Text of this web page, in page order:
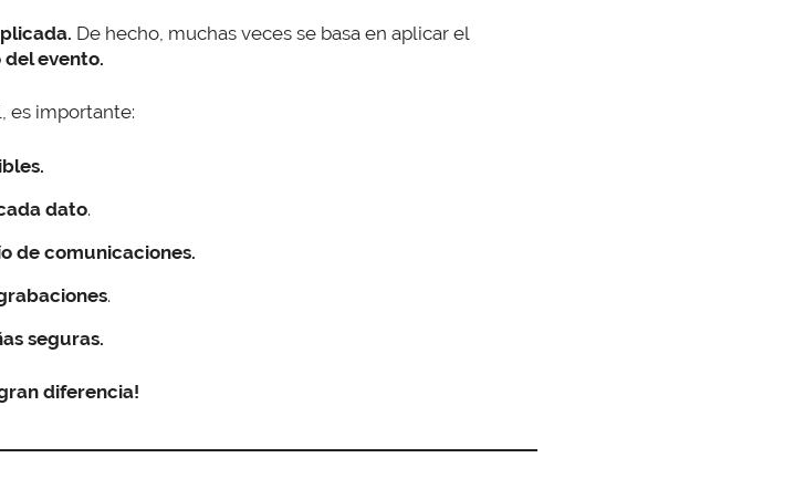
De hecho, muchas veces se basa en aplicar el
evento.
es importante:
dato.
de comunicaciones.
.
seguras.
diferencia!